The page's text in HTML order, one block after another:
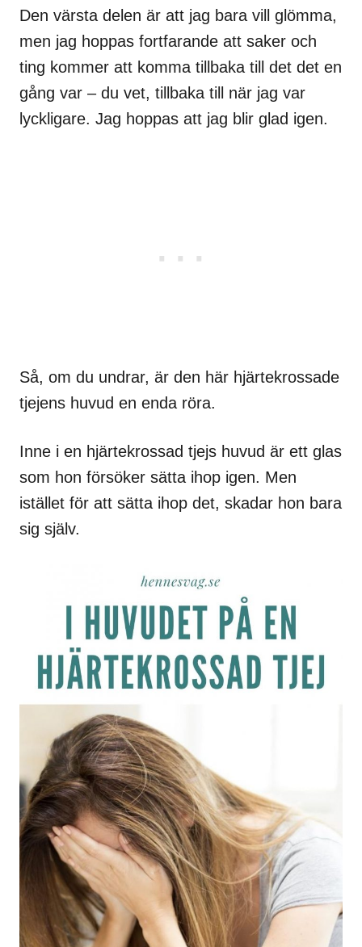
Den värsta delen är att jag bara vill glömma,
men jag hoppas fortfarande att saker och
ting kommer att komma tillbaka till det det en
gång var – du vet, tillbaka till när jag var
lyckligare. Jag hoppas att jag blir glad igen.
Så, om du undrar, är den här hjärtekrossade
tjejens huvud en enda röra.
Inne i en hjärtekrossad tjejs huvud är ett glas
som hon försöker sätta ihop igen. Men
istället för att sätta ihop det, skadar hon bara
sig själv.